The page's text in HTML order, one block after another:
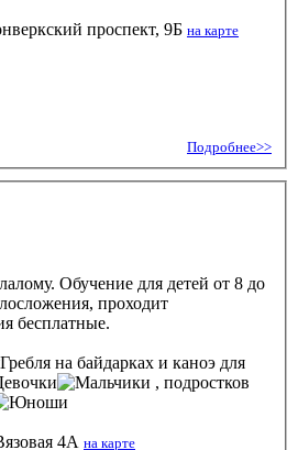
проспект, 9Б на карте
Подробнее>>
Обучение для детей от 8 до
проходит
бесплатные.
Гребля на байдарках и каноэ для
, подростков
4А на карте